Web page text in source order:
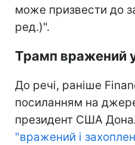
може призвести до
ред.)".
Трамп вражений
До речі, раніше
посиланням на
президент США
"вражений і